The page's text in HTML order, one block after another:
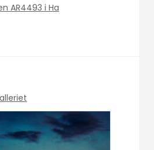
AR4493 i Ha